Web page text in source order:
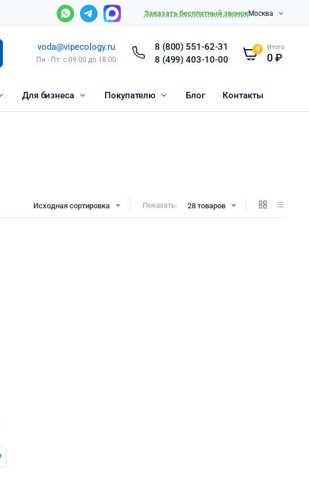
Заказать бесплатный звонокМосква
voda@vipecology.ru
Пн - Пт: с 09:00 до 18:00
8 (800) 551-62-31
8 (499) 403-10-00
0 Итого
0₽
Для бизнеса Покупателю Блог Контакты
Исходная сортировка Показать: 28 товаров